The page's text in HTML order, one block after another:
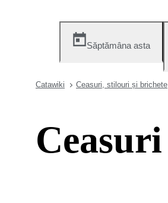
Săptămâna asta
Catawiki Ceasuri, stilouri și brichete
Ceasuri